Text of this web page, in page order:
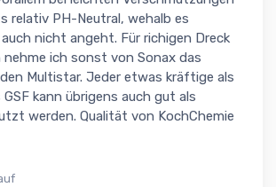
relativ PH-Neutral, wehalb es
nicht angeht. Für richigen Dreck
nehme ich sonst von Sonax das
Multistar. Jeder etwas kräftige als
GSF kann übrigens auch gut als
werden. Qualität von KochChemie